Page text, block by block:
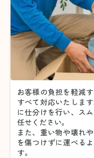
お客様の負担を軽減
すべて対応いたします
に仕分けを行い、ス
任せください。
また、重い物や壊れ
を傷つけずに運べる
す。